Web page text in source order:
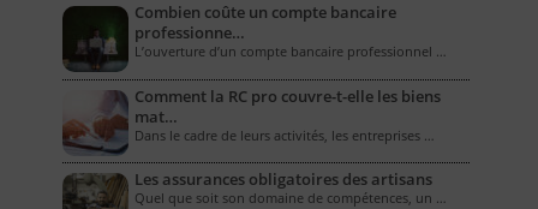
Combien coûte un compte bancaire
professionne…
L’ouverture d’un compte bancaire professionnel …
Comment la RC pro couvre-t-elle les biens
mat…
Dans le cadre de leurs activités, les entreprises …
Les assurances obligatoires des artisans
Quel que soit son domaine de compétences, un …